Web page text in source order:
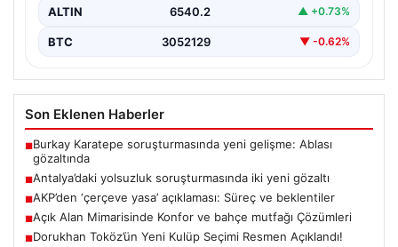
ALTIN 6540.2 ▲ +0.73%
BTC 3052129 ▼ -0.62%
Son Eklenen Haberler
■Burkay Karatepe soruşturmasında yeni gelişme: Ablası
gözaltında
■Antalya’daki yolsuzluk soruşturmasında iki yeni gözaltı
■AKP’den ‘çerçeve yasa’ açıklaması: Süreç ve beklentiler
■Açık Alan Mimarisinde Konfor ve bahçe mutfağı Çözümleri
■Dorukhan Toköz’ün Yeni Kulüp Seçimi Resmen Açıklandı!